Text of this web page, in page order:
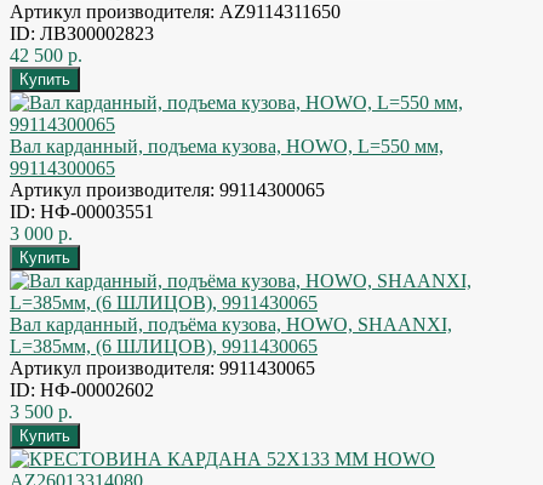
Артикул производителя: AZ9114311650
ID: ЛВЗ00002823
42 500 р.
Вал карданный, подъема кузова, HOWO, L=550 мм,
99114300065
Артикул производителя: 99114300065
ID: НФ-00003551
3 000 р.
Вал карданный, подъёма кузова, HOWO, SHAANXI,
L=385мм, (6 ШЛИЦОВ), 9911430065
Артикул производителя: 9911430065
ID: НФ-00002602
3 500 р.